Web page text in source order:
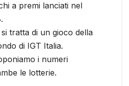
a premi lanciati nel
tratta di un gioco della
di IGT Italia.
i numeri
le lotterie.